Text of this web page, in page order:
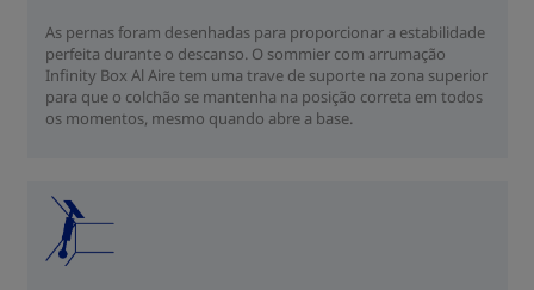
As pernas foram desenhadas para proporcionar a estabilidade
perfeita durante o descanso. O sommier com arrumação
Infinity Box Al Aire tem uma trave de suporte na zona superior
para que o colchão se mantenha na posição correta em todos
os momentos, mesmo quando abre a base.